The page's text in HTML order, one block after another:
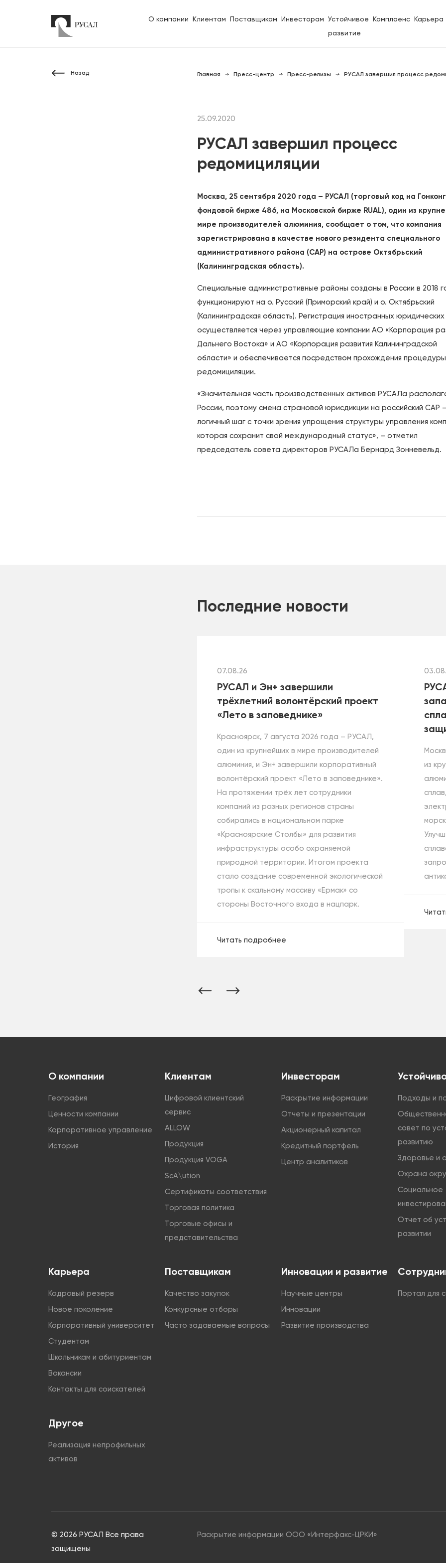
О компании Клиентам Поставщикам Инвесторам Устойчивое
развитие
Комплаенс Карьера
Назад Главная Пресс-центр Пресс-релизы РУСАЛ завершил процесс
25.09.2020
РУСАЛ завершил процесс
редомициляции
Москва, 25 сентября 2020 года – РУСАЛ (торговый код на
‪фондовой бирже 486, на Московской бирже RUAL), один из
мире производителей алюминия, сообщает о том, что компания
зарегистрирована в качестве нового резидента специального
административного района (САР) на острове Октябрьский
(Калининградская область).
Специальные административные районы созданы в России в 2018
функционируют на о. Русский (Приморский край) и о. Октябрьский
(Калининградская область). Регистрация иностранных юридических
осуществляется через управляющие компании АО «Корпорация
Дальнего Востока» и АО «Корпорация развития Калининградской
области» и обеспечивается посредством прохождения процедуры
редомициляции.
«Значительная часть производственных активов РУСАЛа
России, поэтому смена страновой юрисдикции на российский САР
логичный шаг с точки зрения упрощения структуры управления
которая сохранит свой международный статус», – отметил
председатель совета директоров РУСАЛа Бернард Зонневельд.
Последние новости
07.08.26
РУСАЛ и Эн+ завершили
трёхлетний волонтёрский проект
«Лето в заповеднике»
Красноярск, 7 августа 2026 года – РУСАЛ,
один из крупнейших в мире производителей
алюминия, и Эн+ завершили корпоративный
волонтёрский проект «Лето в заповеднике».
На протяжении трёх лет сотрудники
компаний из разных регионов страны
собирались в национальном парке
«Красноярские Столбы» для развития
инфраструктуры особо охраняемой
природной территории. Итогом проекта
стало создание современной экологической
тропы к скальному массиву «Ермак» со
стороны Восточного входа в нацпарк.
Читать подробнее
из
О компании
География
Ценности компании
Корпоративное управление
История
Клиентам
Цифровой клиентский
сервис
ALLOW
Продукция
Продукция VOGA
ScA\ution
Сертификаты соответствия
Торговая политика
Торговые офисы и
представительства
Инвесторам
Раскрытие информации
Отчеты и презентации
Акционерный капитал
Кредитный портфель
Центр аналитиков
Подходы и
совет по
развитию
Здоровье и
Охрана
Социальное
Отчет об
развитии
Карьера
Кадровый резерв
Новое поколение
Корпоративный университет
Студентам
Школьникам и абитуриентам
Вакансии
Контакты для соискателей
Поставщикам
Качество закупок
Конкурсные отборы
Часто задаваемые вопросы
Инновации и развитие
Научные центры
Инновации
Развитие производства
Портал для
Другое
Реализация непрофильных
активов
© 2026 РУСАЛ Все права
защищены
Раскрытие информации ООО «Интерфакс-ЦРКИ»